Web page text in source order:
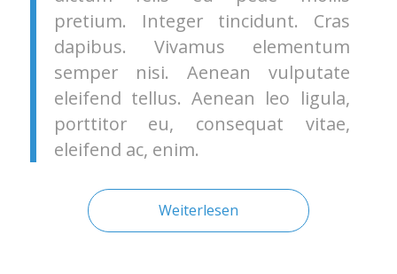
pretium. Integer tincidunt. Cras
dapibus. Vivamus elementum
semper nisi. Aenean vulputate
eleifend tellus. Aenean leo ligula,
porttitor eu, consequat vitae,
eleifend ac, enim.
Weiterlesen